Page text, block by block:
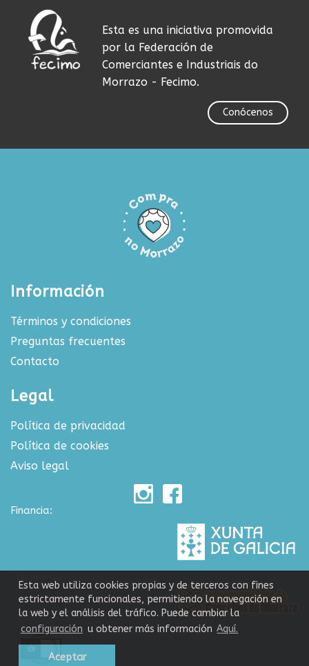
Esta es una iniciativa promovida
por la Federación de
Comerciantes e Industriais do
Morrazo - Fecimo.
Conócenos
Información
Términos y condiciones
Preguntas frecuentes
Contacto
Legal
Política de privacidad
Política de cookies
Aviso legal
Financia:
Esta web utiliza cookies propias y de terceros con fines
estrictamente funcionales, permitiendo la navegación en
la web y el análisis del tráfico. Puede cambiar la
configuración u obtener más información Aquí.
Aceptar